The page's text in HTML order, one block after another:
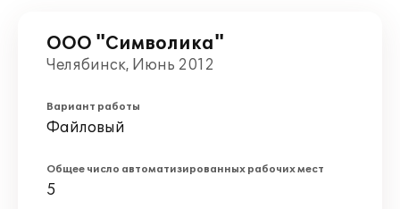
ООО "Символика"
Челябинск, Июнь 2012
Вариант работы
Файловый
Общее число автоматизированных рабочих мест
5